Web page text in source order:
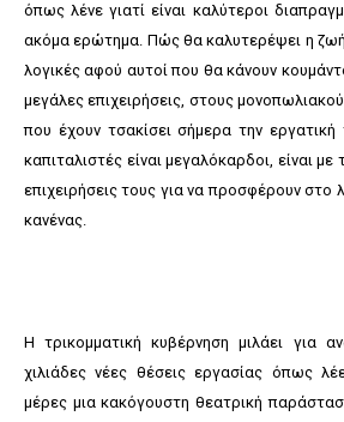
όπως λένε γιατί είναι καλύτεροι
ακόμα ερώτημα. Πώς θα καλυτερέψει η
λογικές αφού αυτοί που θα κάνουν
μεγάλες επιχειρήσεις, στους
που έχουν τσακίσει σήμερα την
καπιταλιστές είναι μεγαλόκαρδοι, είναι
επιχειρήσεις τους για να προσφέρουν
κανένας.
Η τρικομματική κυβέρνηση μιλάει για
χιλιάδες νέες θέσεις εργασίας όπως
μέρες μια κακόγουστη θεατρική